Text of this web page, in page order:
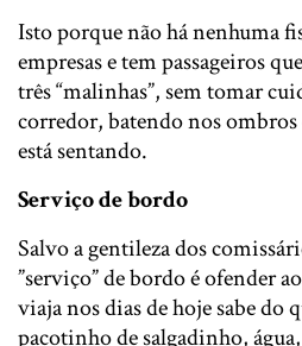
Isto porque não há nenhuma
empresas e tem passageiros
três “malinhas”, sem tomar
corredor, batendo nos ombros
está sentando.
Serviço de bordo
Salvo a gentileza dos
”serviço” de bordo é ofender
viaja nos dias de hoje sabe
pacotinho de salgadinho,